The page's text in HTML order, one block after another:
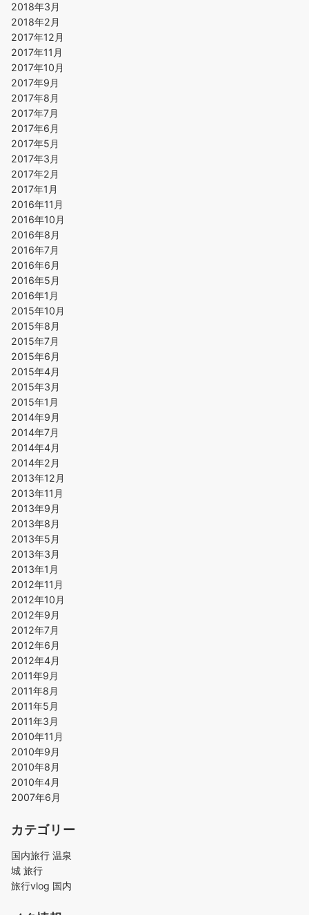
2018年3月
2018年2月
2017年12月
2017年11月
2017年10月
2017年9月
2017年8月
2017年7月
2017年6月
2017年5月
2017年3月
2017年2月
2017年1月
2016年11月
2016年10月
2016年8月
2016年7月
2016年6月
2016年5月
2016年1月
2015年10月
2015年8月
2015年7月
2015年6月
2015年4月
2015年3月
2015年1月
2014年9月
2014年7月
2014年4月
2014年2月
2013年12月
2013年11月
2013年9月
2013年8月
2013年5月
2013年3月
2013年1月
2012年11月
2012年10月
2012年9月
2012年7月
2012年6月
2012年4月
2011年9月
2011年8月
2011年5月
2011年3月
2010年11月
2010年9月
2010年8月
2010年4月
2007年6月
カテゴリー
国内旅行 温泉
城 旅行
旅行vlog 国内